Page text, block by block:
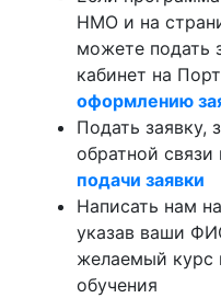
НМО и на
можете подать
кабинет на
оформлению
Подать заявку,
обратной
подачи заявки
Написать нам
указав ваши
желаемый курс
обучения